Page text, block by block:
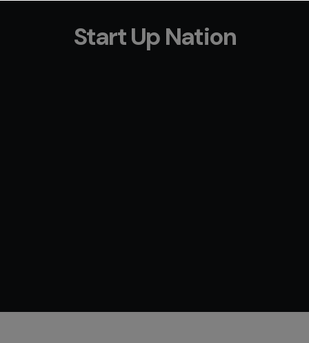
Start Up Nation